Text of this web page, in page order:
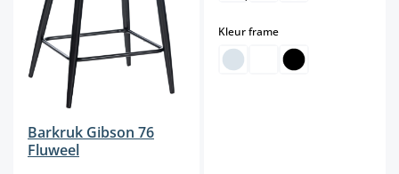
Barkruk Gibson 76
Fluweel
Kleur frameselect